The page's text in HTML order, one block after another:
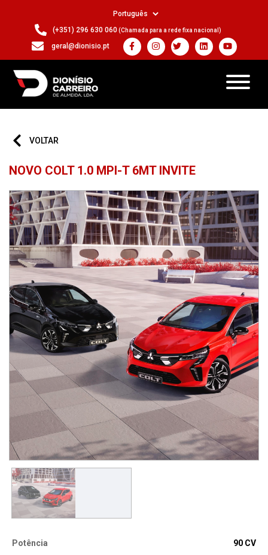
(+351) 296 630 060(Chamada para a rede fixa nacional)
geral@dionisio.pt
VOLTAR
NOVO COLT 1.0 MPI-T 6MT INVITE
Potência 90 CV